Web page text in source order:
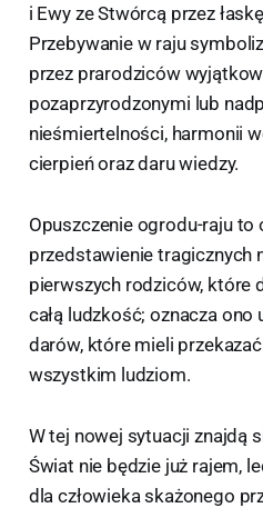
i Ewy ze Stwórcą przez
Przebywanie w raju
przez prarodziców
pozaprzyrodzonymi lub
nieśmiertelności, harmonii
cierpień oraz daru wiedzy.
Opuszczenie ogrodu-raju to
przedstawienie tragicznych
pierwszych rodziców, które
całą ludzkość; oznacza
darów, które mieli
wszystkim ludziom.
W tej nowej sytuacji znajdą
Świat nie będzie już rajem,
dla człowieka skażonego